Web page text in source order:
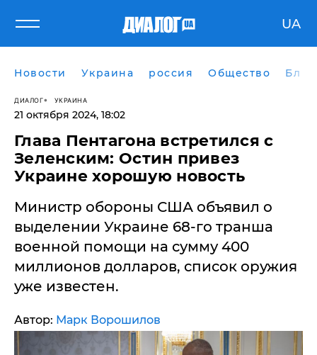
UA
Новости Украина россия Общество
ДИАЛОГ УКРАИНА
21 октября 2024, 18:02
Глава Пентагона встретился с
Зеленским: Остин привез
Украине хорошую новость
Министр обороны США объявил о
выделении Украине 68-го транша
военной помощи на сумму 400
миллионов долларов, список оружия
уже известен.
Автор: Марк Ворошилов